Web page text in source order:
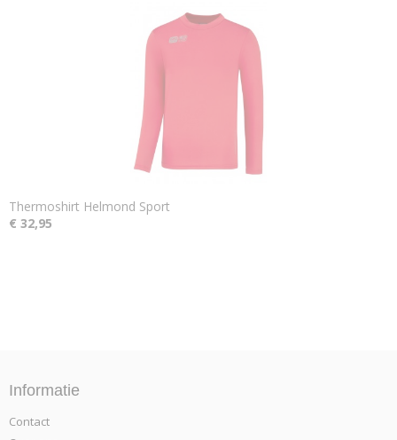
Thermoshirt Helmond Sport
€ 32,95
Informatie
Contact